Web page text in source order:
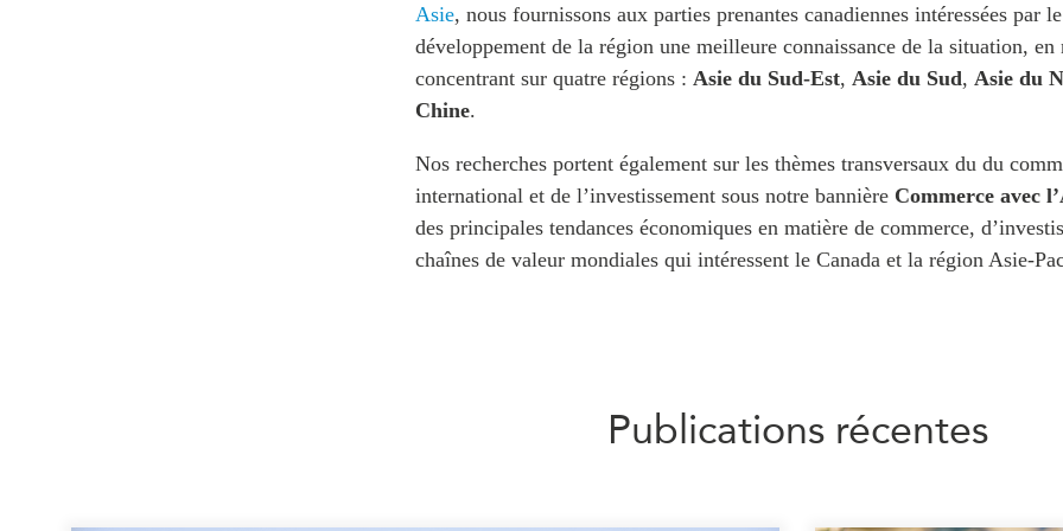
PROGRAMMES
Initiative indo-pacifique
Dialogues et tables rondes
Centre sur les minéraux critiques
Enjeux émergents
Partenaires institutionnels
ÉVÉNEMENTS
Canada
Asie
Virtual
CCEA
Rapports
Études de
Asie, nous fournissons aux parties prenantes canadiennes intéressées par le
développement de la région une meilleure connaissance de la situation, en
concentrant sur quatre régions : Asie du Sud-Est, Asie du Sud, Asie du
Chine.
Nos recherches portent également sur les thèmes transversaux du du
international et de l’investissement sous notre bannière Commerce avec
des principales tendances économiques en matière de commerce,
chaînes de valeur mondiales qui intéressent le Canada et la région Asie-
Publications récentes